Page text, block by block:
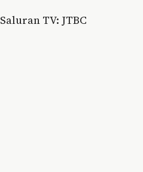
Saluran TV: JTBC